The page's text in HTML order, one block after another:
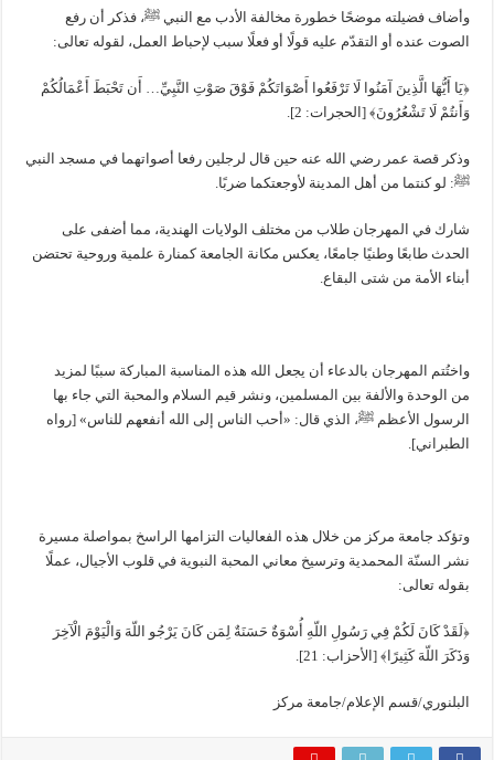
وأضاف فضيلته موضحًا خطورة مخالفة الأدب مع النبي ﷺ، فذكر أن رفع
الصوت عنده أو التقدّم عليه قولًا أو فعلًا سبب لإحباط العمل، لقوله تعالى:
﴿يَا أَيُّهَا الَّذِينَ آمَنُوا لَا تَرْفَعُوا أَصْوَاتَكُمْ فَوْقَ صَوْتِ النَّبِيِّ… أَن تَحْبَطَ أَعْمَالُكُمْ
وَأَنتُمْ لَا تَشْعُرُونَ﴾ [الحجرات: 2].
وذكر قصة عمر رضي الله عنه حين قال لرجلين رفعا أصواتهما في مسجد النبي
ﷺ: لو كنتما من أهل المدينة لأوجعتكما ضربًا.
شارك في المهرجان طلاب من مختلف الولايات الهندية، مما أضفى على
الحدث طابعًا وطنيًا جامعًا، يعكس مكانة الجامعة كمنارة علمية وروحية تحتضن
أبناء الأمة من شتى البقاع.
واختُتم المهرجان بالدعاء أن يجعل الله هذه المناسبة المباركة سببًا لمزيد
من الوحدة والألفة بين المسلمين، ونشر قيم السلام والمحبة التي جاء بها
الرسول الأعظم ﷺ، الذي قال: «أحب الناس إلى الله أنفعهم للناس» [رواه
الطبراني].
وتؤكد جامعة مركز من خلال هذه الفعاليات التزامها الراسخ بمواصلة مسيرة
نشر السنّة المحمدية وترسيخ معاني المحبة النبوية في قلوب الأجيال، عملًا
بقوله تعالى:
﴿لَقَدْ كَانَ لَكُمْ فِي رَسُولِ اللّهِ أُسْوَةٌ حَسَنَةٌ لِمَن كَانَ يَرْجُو اللّهَ وَالْيَوْمَ الْآخِرَ
وَذَكَرَ اللّهَ كَثِيرًا﴾ [الأحزاب: 21].
البلنوري/قسم الإعلام/جامعة مركز